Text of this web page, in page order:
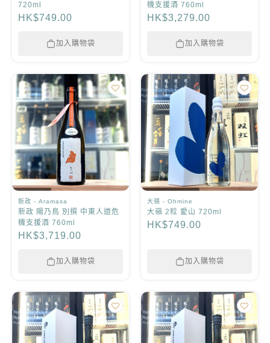
720ml
HK$749.00
加入購物袋
機支援酒 760ml
HK$3,279.00
加入購物袋
新政 - Aramasa
新政 陽乃鳥 別撰 中東人道危
機支援酒 760ml
HK$3,719.00
加入購物袋
大嶺 - Ohmine
大嶺 2粒 愛山 720ml
HK$749.00
加入購物袋